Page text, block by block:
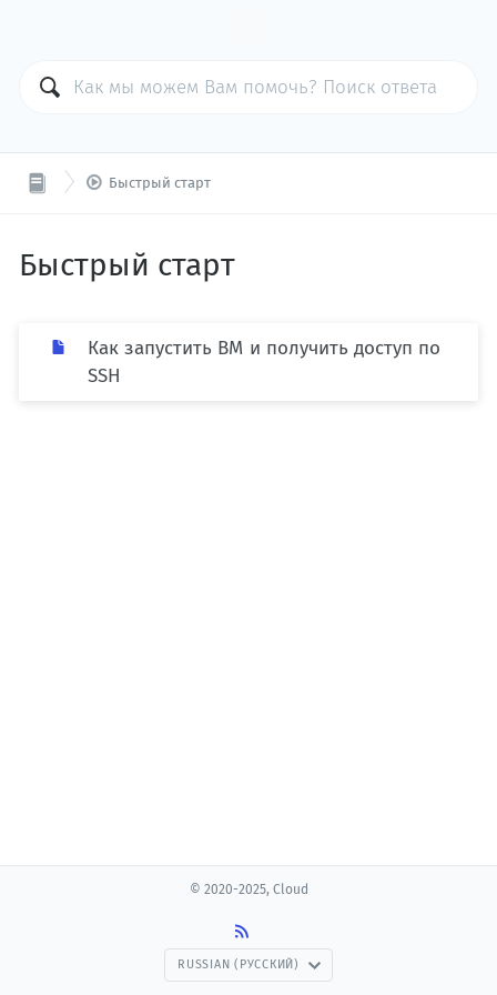
 Быстрый старт
Быстрый старт
Как запустить ВМ и получить доступ по
SSH
© 2020-2025, Cloud
RUSSIAN (РУССКИЙ)